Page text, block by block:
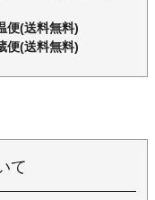
便(送料無料)
便(送料無料)
て